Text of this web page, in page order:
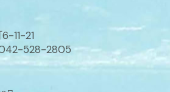
11-21
528-2805